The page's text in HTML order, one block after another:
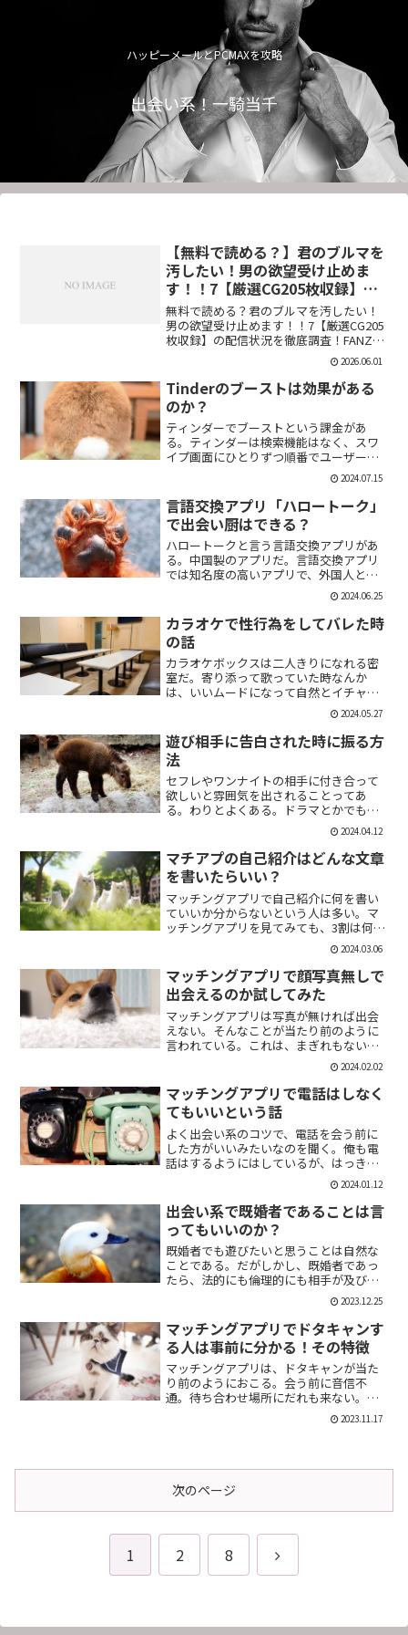
ハッピーメールとPCMAXを攻略
出会い系！一騎当千
【無料で読める？】君のブルマを
汚したい！男の欲望受け止めま
す！！7【厳選CG205枚収録】
【虚構クラブ】
無料で読める？君のブルマを汚したい！
男の欲望受け止めます！！7【厳選CG205
枚収録】の配信状況を徹底調査！FANZA
での販売形式やサンプル視聴、レビュー
評価もまとめています。今すぐチェッ
ク！【d_544876】
2026.06.01
Tinderのブーストは効果がある
のか？
ティンダーでブーストという課金があ
る。ティンダーは検索機能はなく、スワ
イプ画面にひとりずつ順番でユーザーが
表示される。その順番を優先して表示す
ることができる課金がブーストだ。ブー
スト1つ消費で30分間、ブースト2つ消費
で2時間の優先表示がさ...
2024.07.15
言語交換アプリ「ハロートーク」
で出会い厨はできる？
ハロートークと言う言語交換アプリがあ
る。中国製のアプリだ。言語交換アプリ
では知名度の高いアプリで、外国人と知
り合いたい付き合いたいという人にも魅
力的には一見魅力的にうつる。外国人の
恋人欲しいよな。俺もエマワトソンと結
婚してえ。ではハロートー...
2024.06.25
カラオケで性行為をしてバレた時
の話
カラオケボックスは二人きりになれる密
室だ。寄り添って歌っていた時なんか
は、いいムードになって自然とイチャイ
チャしはじめてしまうこともある。俺も
よく出会い系で知り合った人とカラオケ
にいったりする。相手もその気だったり
するから、なんかいいムード...
2024.05.27
遊び相手に告白された時に振る方
法
セフレやワンナイトの相手に付き合って
欲しいと雰囲気を出されることってあ
る。わりとよくある。ドラマとかでも、
「1回やっただけで恋人面するな。」みた
いなのがあるけど、現実でもよくある。
そんな時に、相手を気付つけずいかに波
風立てずに振るか。遊び人...
2024.04.12
マチアプの自己紹介はどんな文章
を書いたらいい？
マッチングアプリで自己紹介に何を書い
ていいか分からないという人は多い。マ
ッチングアプリを見てみても、3割は何も
書いていない人がいる。なかには、何を
書いていいか分かりませんー。とだけ書
いている人も。なので、今回の記事はマ
チアプのプロフィールの...
2024.03.06
マッチングアプリで顔写真無しで
出会えるのか試してみた
マッチングアプリは写真が無ければ出会
えない。そんなことが当たり前のように
言われている。これは、まぎれもない事
実だと思う。自分が使う時に写真を載せ
ていない人は無視するし、相手をするに
しても適当にあしらう。写真無しで出会
えるのは、お金が発生する...
2024.02.02
マッチングアプリで電話はしなく
てもいいという話
よく出会い系のコツで、電話を会う前に
した方がいいみたいなのを聞く。俺も電
話はするようにはしているが、はっきり
言っちゃうと電話なんていらない。よっ
ぽど話術や声に自信ある人だけすればい
いと思っている。では、その理由を語っ
ていこう。電話を嫌がる人...
2024.01.12
出会い系で既婚者であることは言
ってもいいのか？
既婚者でも遊びたいと思うことは自然な
ことである。だがしかし、既婚者であっ
たら、法的にも倫理的にも相手が及び腰
になることは明らかだ。では、既婚者で
あることを言わない方がいいのか。否、
それは違う。既婚者であることを伝える
メリット出会い系で既婚者...
2023.12.25
マッチングアプリでドタキャンす
る人は事前に分かる！その特徴
マッチングアプリは、ドタキャンが当た
り前のようにおこる。会う前に音信不
通。待ち合わせ場所にだれも来ない。そ
んなの普通だ。迷惑な話だが、このドタ
キャン野郎どもは見分けることができ
2023.11.17
次のページ
1 2 8
次